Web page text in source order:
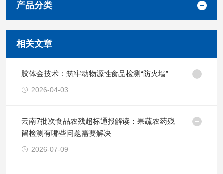
产品分类
相关文章
胶体金技术：筑牢动物源性食品检测“防火墙”
2026-04-03
云南7批次食品农残超标通报解读：果蔬农药残
留检测有哪些问题需要解决
2026-07-09